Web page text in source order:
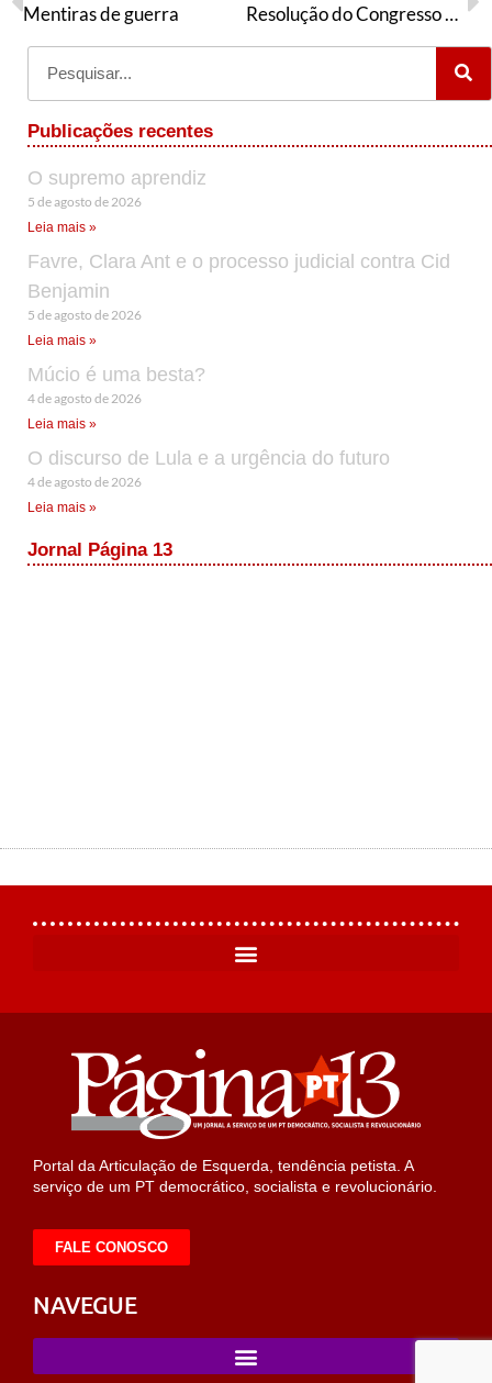
Mentiras de guerra Resolução do Congresso da AE da Serra gaúcha
Publicações recentes
O supremo aprendiz
5 de agosto de 2026
Leia mais »
Favre, Clara Ant e o processo judicial contra Cid
Benjamin
5 de agosto de 2026
Leia mais »
Múcio é uma besta?
4 de agosto de 2026
Leia mais »
O discurso de Lula e a urgência do futuro
4 de agosto de 2026
Leia mais »
Jornal Página 13
Portal da Articulação de Esquerda, tendência petista. A
serviço de um PT democrático, socialista e revolucionário.
FALE CONOSCO
NAVEGUE